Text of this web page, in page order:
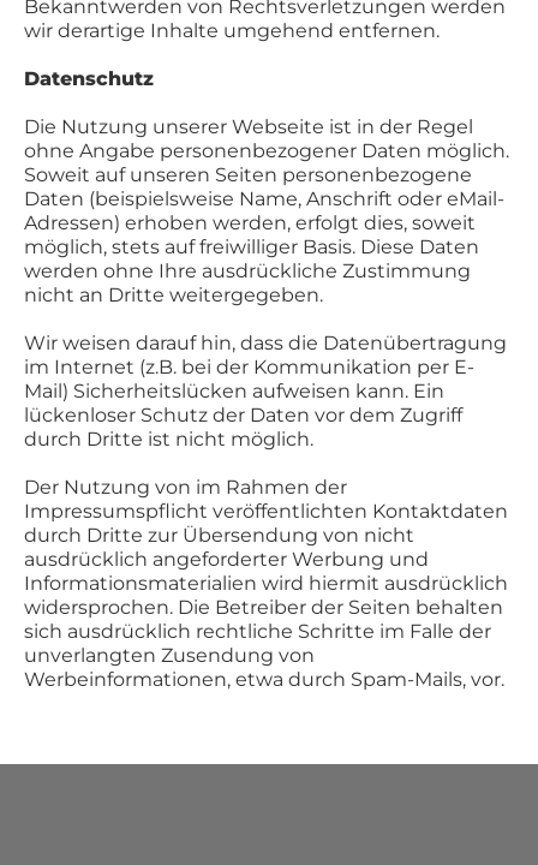
Bekanntwerden von Rechtsverletzungen werden
wir derartige Inhalte umgehend entfernen.
Datenschutz
Die Nutzung unserer Webseite ist in der Regel
ohne Angabe personenbezogener Daten möglich.
Soweit auf unseren Seiten personenbezogene
Daten (beispielsweise Name, Anschrift oder eMail-
Adressen) erhoben werden, erfolgt dies, soweit
möglich, stets auf freiwilliger Basis. Diese Daten
werden ohne Ihre ausdrückliche Zustimmung
nicht an Dritte weitergegeben.
Wir weisen darauf hin, dass die Datenübertragung
im Internet (z.B. bei der Kommunikation per E-
Mail) Sicherheitslücken aufweisen kann. Ein
lückenloser Schutz der Daten vor dem Zugriff
durch Dritte ist nicht möglich.
Der Nutzung von im Rahmen der
Impressumspflicht veröffentlichten Kontaktdaten
durch Dritte zur Übersendung von nicht
ausdrücklich angeforderter Werbung und
Informationsmaterialien wird hiermit ausdrücklich
widersprochen. Die Betreiber der Seiten behalten
sich ausdrücklich rechtliche Schritte im Falle der
unverlangten Zusendung von
Werbeinformationen, etwa durch Spam-Mails, vor.